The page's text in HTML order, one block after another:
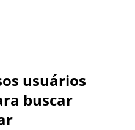
usuários
buscar